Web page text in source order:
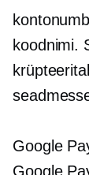
koodnimi.
Google
Google